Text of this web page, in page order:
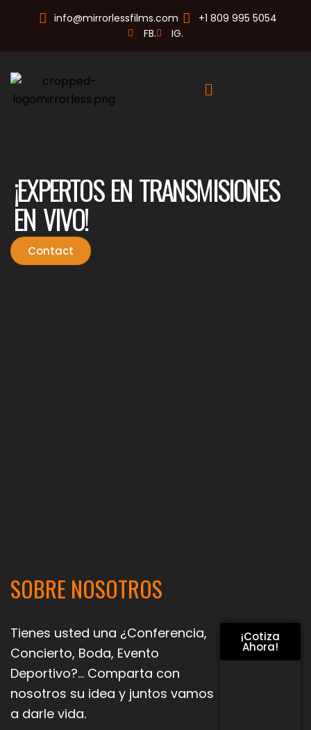
info@mirrorlessfilms.com
+1 809 995 5054
FB.
IG.
¡EXPERTOS EN TRANSMISIONES
EN VIVO!
Contact
SOBRE NOSOTROS
Tienes usted una ¿Conferencia,
Concierto, Boda, Evento
Deportivo?… Comparta con
nosotros su idea y juntos vamos
a darle vida.
¡Cotiza
Ahora!